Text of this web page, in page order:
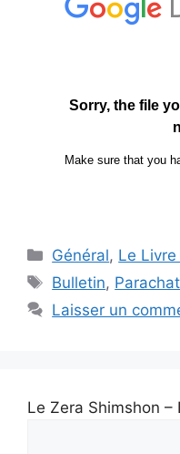
Général, Le
Bulletin,
Laisser un
Le Zera Shimshon –